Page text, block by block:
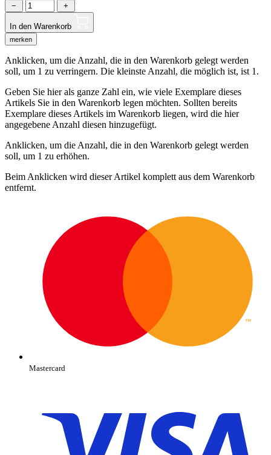
− +
In den Warenkorb
merken
Anklicken, um die Anzahl, die in den Warenkorb gelegt werden
soll, um 1 zu verringern. Die kleinste Anzahl, die möglich ist, ist 1.
Geben Sie hier als ganze Zahl ein, wie viele Exemplare dieses
Artikels Sie in den Warenkorb legen möchten. Sollten bereits
Exemplare dieses Artikels im Warenkorb liegen, wird die hier
angegebene Anzahl diesen hinzugefügt.
Anklicken, um die Anzahl, die in den Warenkorb gelegt werden
soll, um 1 zu erhöhen.
Beim Anklicken wird dieser Artikel komplett aus dem Warenkorb
entfernt.
Mastercard